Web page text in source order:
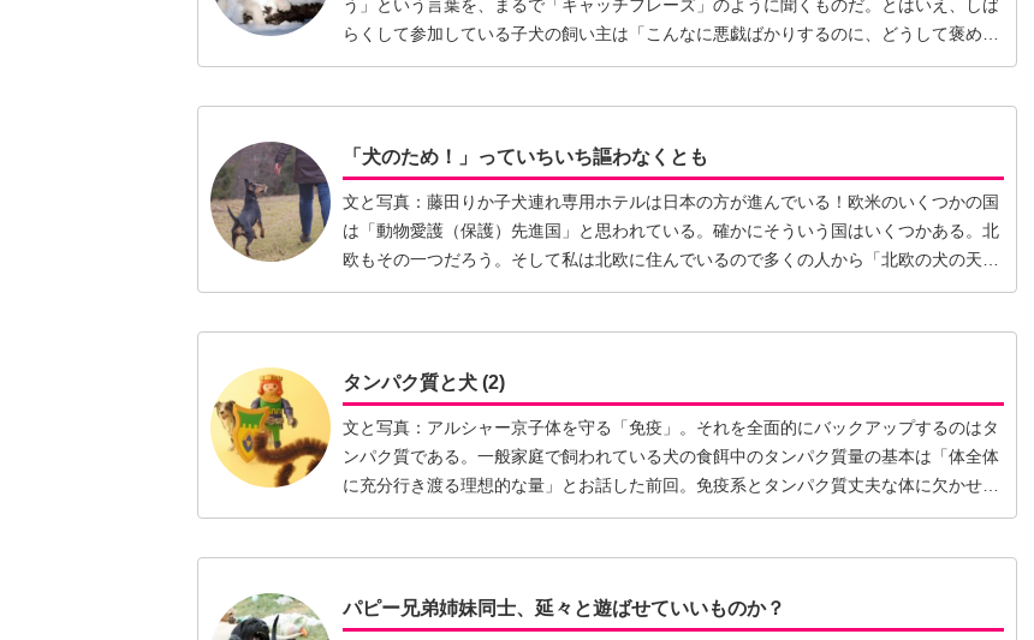
う」という言葉を、まるで「キャッチフレーズ」のように聞くものだ。とはいえ、しば
らくして参加している子犬の飼い主は「こんなに悪戯ばかりするのに、どうして褒める
だけで…【続きを読む】
「犬のため！」っていちいち謳わなくとも
文と写真：藤田りか子犬連れ専用ホテルは日本の方が進んでいる！欧米のいくつかの国
は「動物愛護（保護）先進国」と思われている。確かにそういう国はいくつかある。北
欧もその一つだろう。そして私は北欧に住んでいるので多くの人から「北欧の犬の天国
ぶりに…【続きを読む】
タンパク質と犬 (2)
文と写真：アルシャー京子体を守る「免疫」。それを全面的にバックアップするのはタ
ンパク質である。一般家庭で飼われている犬の食餌中のタンパク質量の基本は「体全体
に充分行き渡る理想的な量」とお話した前回。免疫系とタンパク質丈夫な体に欠かせな
い免疫…【続きを読む】
パピー兄弟姉妹同士、延々と遊ばせていいものか？